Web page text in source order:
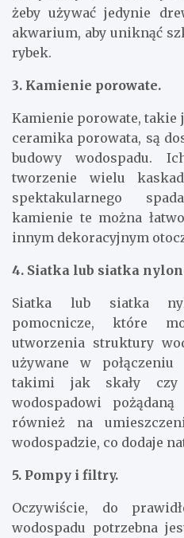
żeby używać jedynie
akwarium, aby uniknąć
rybek.
3. Kamienie porowate.
Kamienie porowate, takie
ceramika porowata, są
budowy wodospadu.
tworzenie wielu
spektakularnego
kamienie te można
innym dekoracyjnym
4. Siatka lub siatka
Siatka lub siatka
pomocnicze, które
utworzenia struktury
używane w
takimi jak skały czy
wodospadowi
również na
wodospadzie, co dodaje
5. Pompy i filtry.
Oczywiście, do
wodospadu potrzebna